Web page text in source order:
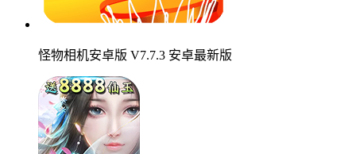
怪物相机安卓版 V7.7.3 安卓最新版